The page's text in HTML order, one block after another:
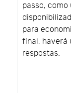
passo,
para
final, haverá
respostas.